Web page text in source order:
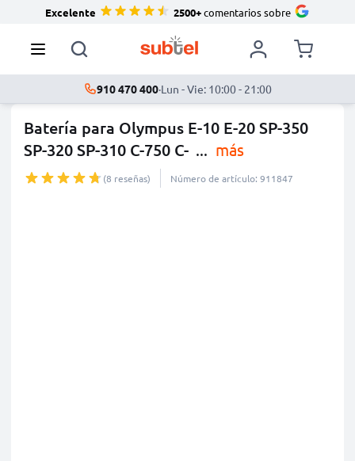
Excelente 2500+comentarios sobre
910 470 400·Lun - Vie: 10:00 - 21:00
Batería para Olympus E-10 E-20 SP-350
SP-320 SP-310 C-750 C- ... más
(8 reseñas) Número de artículo: 911847